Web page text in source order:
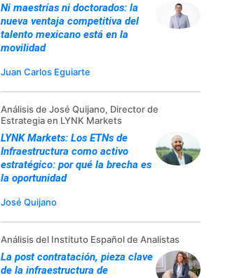
Ni maestrías ni doctorados: la
nueva ventaja competitiva del
talento mexicano está en la
movilidad
Juan Carlos Eguiarte
Análisis de José Quijano, Director de
Estrategia en LYNK Markets
LYNK Markets: Los ETNs de
Infraestructura como activo
estratégico: por qué la brecha es
la oportunidad
José Quijano
Análisis del Instituto Español de Analistas
La post contratación, pieza clave
de la infraestructura de